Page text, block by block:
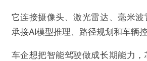
它连接摄像头、激光雷达、毫米
承接AI模型推理、路径规划和车辆控
车企想把智能驾驶做成长期能力